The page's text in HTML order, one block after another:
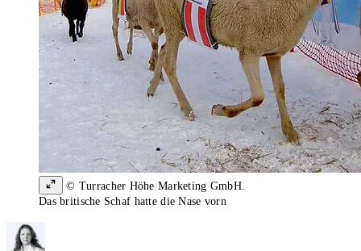
© Turracher Höhe Marketing GmbH.
Das britische Schaf hatte die Nase vorn